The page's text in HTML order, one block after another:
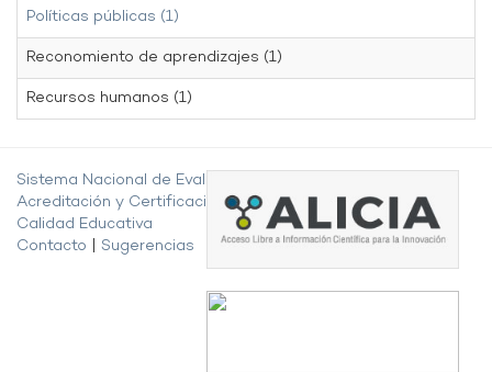
Políticas públicas (1)
Reconomiento de aprendizajes (1)
Recursos humanos (1)
Sistema Nacional de Evaluación,
Acreditación y Certificación de la
Calidad Educativa
Contacto
Sugerencias